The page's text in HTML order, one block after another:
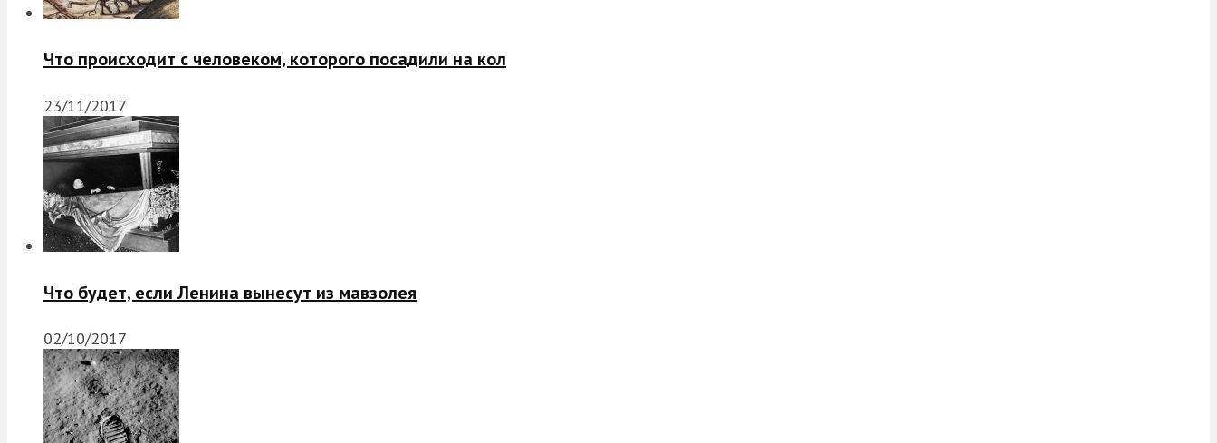
Что происходит с человеком, которого посадили на кол
23/11/2017
Что будет, если Ленина вынесут из мавзолея
02/10/2017